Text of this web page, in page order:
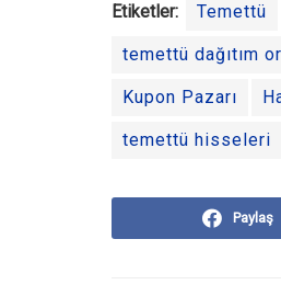
Etiketler: Temettü
temettü dağıtım
Kupon Pazarı
temettü hisseleri
Paylaş